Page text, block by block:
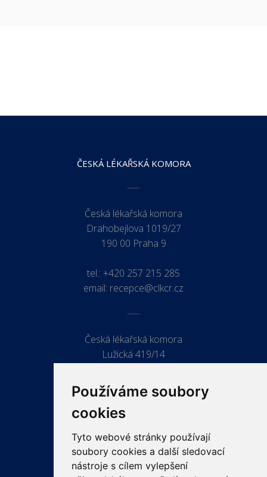
Používáme soubory
cookies
Tyto webové stránky používají
soubory cookies a další sledovací
nástroje s cílem vylepšení
ČESKÁ LÉKAŘSKÁ KOMORA
Česká lékařská komora
Drahobejlova 1019/27
190 00 Praha 9
tel.: +420 257 215 285
email: recepce@clkcr.cz
Česká lékařská komora
Lužická 419/14
ODKAZY
PRO LÉKAŘE